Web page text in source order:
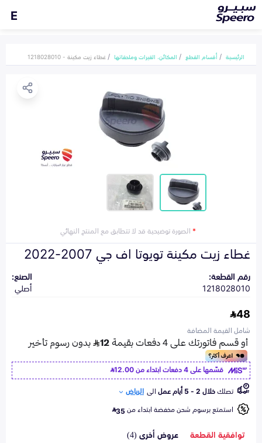
E
الرئيسية أقسام القطع المكائن، القيرات وملحقاتها غطاء زيت مكينة - 1218028010
*الصورة توضيحية قد لا تتطابق مع المنتج النهائي
غطاء زيت مكينة تويوتا اف جي 2007-2022
رقم القطعة:
1218028010
الصنع:
أصلي
48
شامل القيمة المضافة
قسّمها على 4 دفعات ابتداء من
12.00
تصلكخلال 2 - 5 أيام عمل الى الرياض
استمتع برسوم شحن مخفضة ابتداء من35
توافقية القطعة عروض أخرى (4)